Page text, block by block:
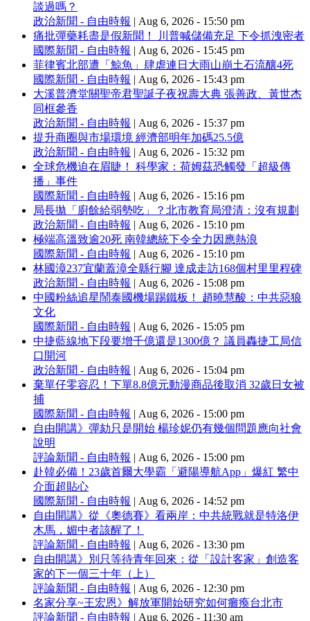
談過嗎？
政治新聞 - 自由時報 | Aug 6, 2026 - 15:50 pm
痛批彈藥耗盡是假新聞！ 川普喊儲備充足 下令抓洩密者
國際新聞 - 自由時報 | Aug 6, 2026 - 15:45 pm
菲律賓北部遭「鯨魚」肆虐連日大雨山崩土石流釀4死
國際新聞 - 自由時報 | Aug 6, 2026 - 15:43 pm
大溪普濟堂關聖帝君聖誕子夜祝壽大典 張善政、黃世杰
同框參香
政治新聞 - 自由時報 | Aug 6, 2026 - 15:37 pm
提升商圈與市場環境 經濟部明年加碼25.5億
政治新聞 - 自由時報 | Aug 6, 2026 - 15:32 pm
全球危機迫在眉睫！ 科學家：荷姆茲恐觸發「超級傳
播」事件
國際新聞 - 自由時報 | Aug 6, 2026 - 15:16 pm
局長拋「廚餘給弱勢吃」？北市教育局澄清：沒有規劃
政治新聞 - 自由時報 | Aug 6, 2026 - 15:10 pm
極端高溫致逾20死 南韓總統下令全力因應熱浪
國際新聞 - 自由時報 | Aug 6, 2026 - 15:10 pm
林國漳237宜蘭蓋漳全縣行腳 達成走訪168個村里里程碑
政治新聞 - 自由時報 | Aug 6, 2026 - 15:08 pm
中國粉絲追星鬧泰國機場踢鐵板！ 趙曉慧酸：中共惡狼
文化
國際新聞 - 自由時報 | Aug 6, 2026 - 15:05 pm
中捷藍線地下段要增千億還是1300億？ 議員轟捷工局信
口開河
政治新聞 - 自由時報 | Aug 6, 2026 - 15:04 pm
棄單仔零容忍！下單8.8億元動漫商品後取消 32歲日女被
捕
國際新聞 - 自由時報 | Aug 6, 2026 - 15:00 pm
自由開講》彈劾只是開始 楊珍妮仍有幾個問題應向社會
說明
評論新聞 - 自由時報 | Aug 6, 2026 - 15:00 pm
赴韓必備！23歲首爾大學霸「避陽導航App」爆紅 繁中
介面超貼心
國際新聞 - 自由時報 | Aug 6, 2026 - 14:52 pm
自由開講》從《奧德賽》看兩岸：中共統戰就是特洛伊
木馬，媚中者該醒了！
評論新聞 - 自由時報 | Aug 6, 2026 - 13:30 pm
自由開講》別只等待青年回來：從「設計客家」創造客
家的下一個三十年（上）
評論新聞 - 自由時報 | Aug 6, 2026 - 12:30 pm
名家分享~王宏恩》解放軍開始研究如何癱瘓台北市
評論新聞 - 自由時報 | Aug 6, 2026 - 11:30 am